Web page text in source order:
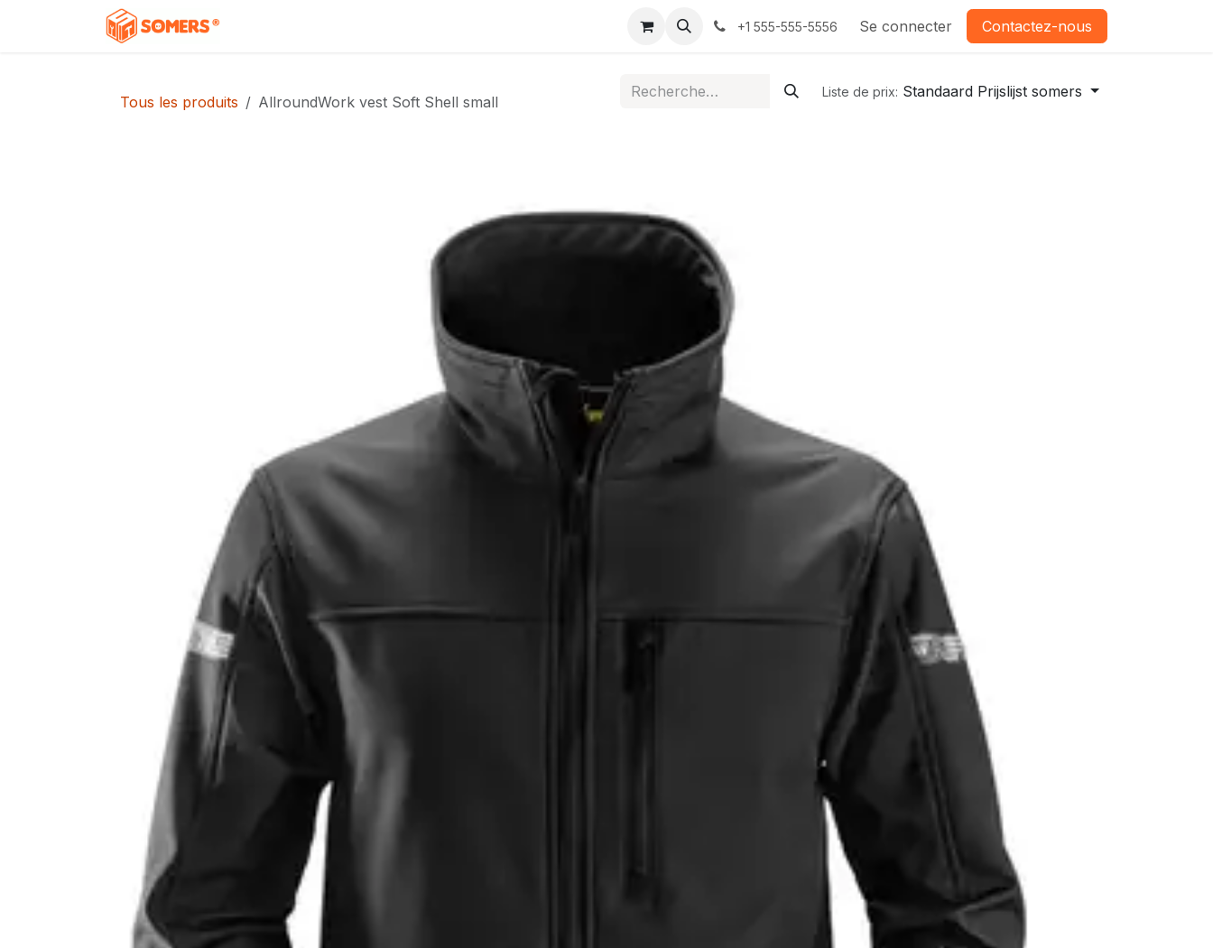
Se rendre au contenu
+1 555-555-5556 Se connecter Contactez-nous
Tous les produits AllroundWork vest Soft Shell small
Liste de prix: Standaard Prijslijst somers